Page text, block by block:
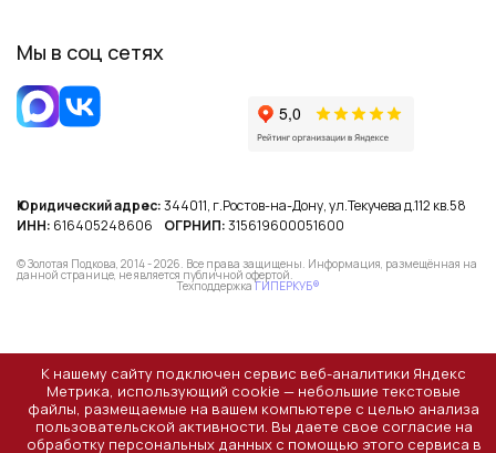
Мы в соц сетях
Юридический адрес:344011, г.Ростов-на-Дону, ул.Текучева д.112 кв.58
ИНН: 616405248606 ОГРНИП:315619600051600
© Золотая Подкова, 2014 - 2026. Все права защищены. Информация, размещённая на
данной странице, не является публичной офертой.
ТехподдержкаГИПЕРКУБ®
К нашему сайту подключен сервис веб-аналитики Яндекс
Метрика, использующий cookie — небольшие текстовые
файлы, размещаемые на вашем компьютере с целью анализа
пользовательской активности. Вы даете свое согласие на
обработку персональных данных с помощью этого сервиса в